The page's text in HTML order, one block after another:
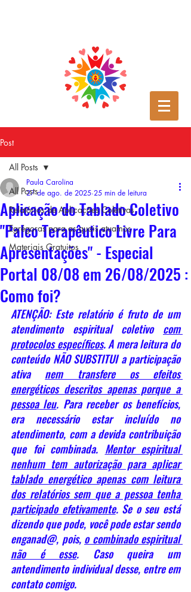
Post
All Posts
Relatórios de Aplicações Coletivas
Egrégoras para as quais atuamos
Materiais Gratuitos
All Posts
Aplicação do Tablado Coletivo
"Palco Terapêutico Livre Para
Apresentações" - Especial
Portal 08/08 em 26/08/2025 :
Como foi?
Paula Carolina
27 de ago. de 2025 25 min de leitura
ATENÇÃO: Este relatório é fruto de um
atendimento espiritual coletivo com
protocolos específicos. A mera leitura do
conteúdo NÃO SUBSTITUI a participação
ativa nem transfere os efeitos
energéticos descritos apenas porque a
pessoa leu. Para receber os benefícios,
era necessário estar incluído no
atendimento, com a devida contribuição
que foi combinada. Mentor espiritual
nenhum tem autorização para aplicar
tablado energético apenas com leitura
dos relatórios sem que a pessoa tenha
participado efetivamente. Se o seu está
dizendo que pode, você pode estar sendo
enganad@, pois, o combinado espiritual
não é esse. Caso queira um
antendimento individual desse, entre em
contato comigo.